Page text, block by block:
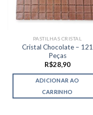
PASTILHAS CRISTAL
Cristal Chocolate – 121
Peças
R$28,90
ADICIONAR AO
CARRINHO